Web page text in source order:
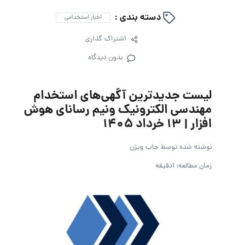
دسته بندی : اخبار استخدامی
اشتراک گذاری
بدون دیدگاه
لیست جدیدترین آگهی‌های استخدام
مهندسی الکترونیک ونیم رسانای هوش
افزار | ۱۳ خرداد ۱۴۰۵
نوشته شده توسطجاب ویژن
زمان مطالعه: 1دقیقه